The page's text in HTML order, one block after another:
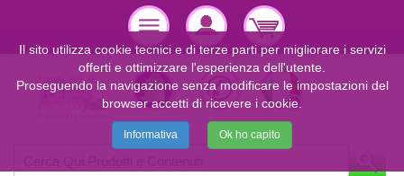
Il sito utilizza cookie tecnici e di terze parti per migliorare i servizi
offerti e ottimizzare l'esperienza dell'utente.
Proseguendo la navigazione senza modificare le impostazioni del
browser accetti di ricevere i cookie.
Informativa Ok ho capito